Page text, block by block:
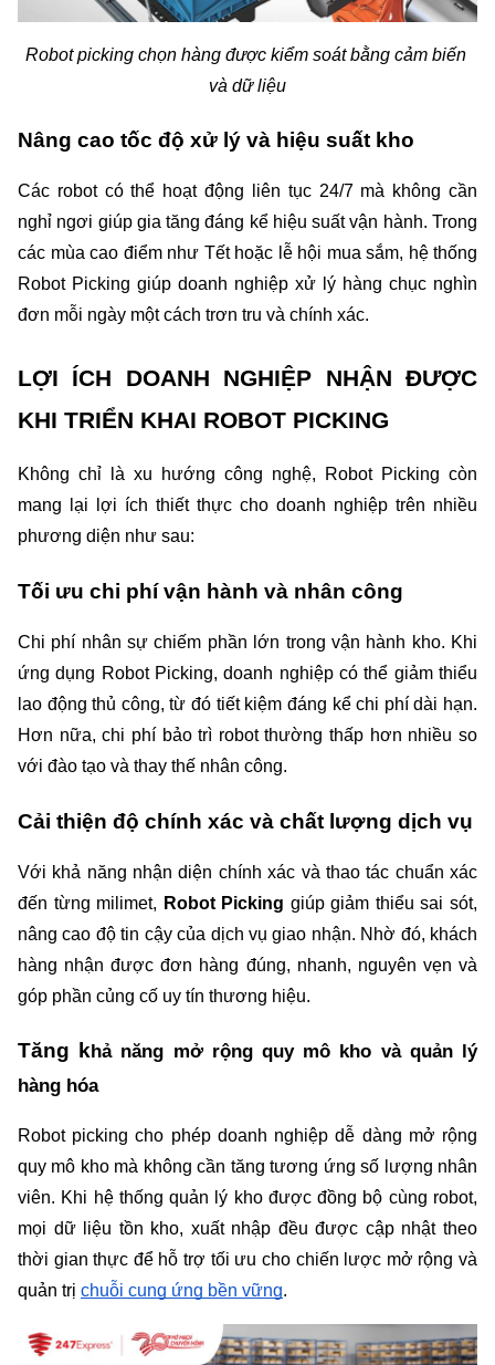
Robot picking chọn hàng được kiểm soát bằng cảm biến
và dữ liệu
Nâng cao tốc độ xử lý và hiệu suất kho
Các robot có thể hoạt động liên tục 24/7 mà không cần
nghỉ ngơi giúp gia tăng đáng kể hiệu suất vận hành. Trong
các mùa cao điểm như Tết hoặc lễ hội mua sắm, hệ thống
Robot Picking giúp doanh nghiệp xử lý hàng chục nghìn
đơn mỗi ngày một cách trơn tru và chính xác.
LỢI ÍCH DOANH NGHIỆP NHẬN ĐƯỢC
KHI TRIỂN KHAI ROBOT PICKING
Không chỉ là xu hướng công nghệ, Robot Picking còn
mang lại lợi ích thiết thực cho doanh nghiệp trên nhiều
phương diện như sau:
Tối ưu chi phí vận hành và nhân công
Chi phí nhân sự chiếm phần lớn trong vận hành kho. Khi
ứng dụng Robot Picking, doanh nghiệp có thể giảm thiểu
lao động thủ công, từ đó tiết kiệm đáng kể chi phí dài hạn.
Hơn nữa, chi phí bảo trì robot thường thấp hơn nhiều so
với đào tạo và thay thế nhân công.
Cải thiện độ chính xác và chất lượng dịch vụ
Với khả năng nhận diện chính xác và thao tác chuẩn xác
đến từng milimet, Robot Picking giúp giảm thiểu sai sót,
nâng cao độ tin cậy của dịch vụ giao nhận. Nhờ đó, khách
hàng nhận được đơn hàng đúng, nhanh, nguyên vẹn và
góp phần củng cố uy tín thương hiệu.
Tăng khả năng mở rộng quy mô kho và quản lý
hàng hóa
Robot picking cho phép doanh nghiệp dễ dàng mở rộng
quy mô kho mà không cần tăng tương ứng số lượng nhân
viên. Khi hệ thống quản lý kho được đồng bộ cùng robot,
mọi dữ liệu tồn kho, xuất nhập đều được cập nhật theo
thời gian thực để hỗ trợ tối ưu cho chiến lược mở rộng và
quản trị chuỗi cung ứng bền vững.